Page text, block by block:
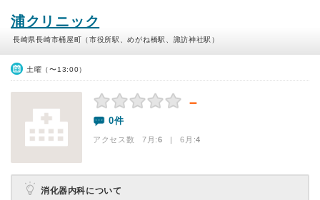
浦クリニック
長崎県長崎市桶屋町（市役所駅、めがね橋駅、諏訪神社駅）
土曜（〜13:00）
－
0件
アクセス数 7月:6 | 6月:4
消化器内科について